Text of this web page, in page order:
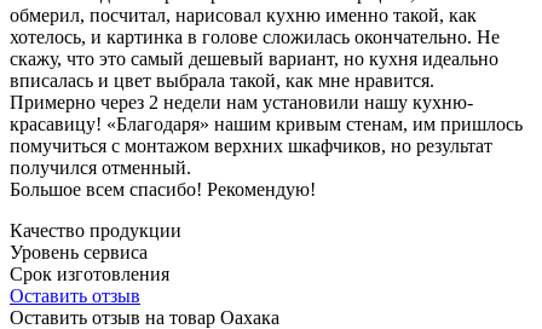
обмерил, посчитал, нарисовал кухню именно такой, как
хотелось, и картинка в голове сложилась окончательно. Не
скажу, что это самый дешевый вариант, но кухня идеально
вписалась и цвет выбрала такой, как мне нравится.
Примерно через 2 недели нам установили нашу кухню-
красавицу! «Благодаря» нашим кривым стенам, им пришлось
помучиться с монтажом верхних шкафчиков, но результат
получился отменный.
Большое всем спасибо! Рекомендую!
Качество продукции
Уровень сервиса
Срок изготовления
Оставить отзыв
Оставить отзыв на товар Оахака